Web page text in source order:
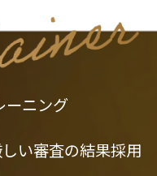
ーニング
い審査の結果採用